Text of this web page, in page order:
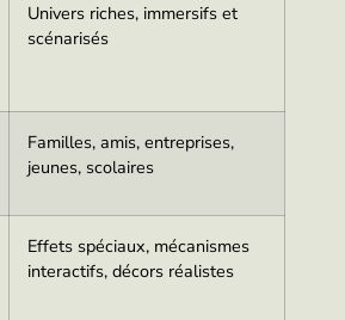
Univers riches, immersifs et
scénarisés
Familles, amis, entreprises,
jeunes, scolaires
Effets spéciaux, mécanismes
interactifs, décors réalistes